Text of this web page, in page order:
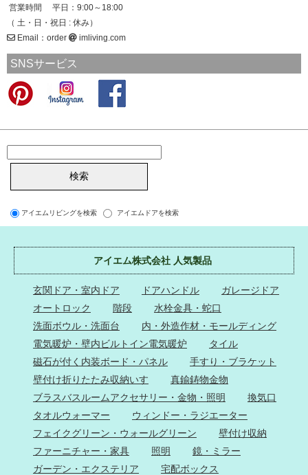
営業時間 平日：9:00～18:00
（ 土・日・祝日 : 休み）
Email：order
imliving.com
SNSサービス
アイエムリビングを検索 アイエムドアを検索
アイエム株式会社 人気製品
玄関ドア・室内ドア ドアハンドル
ガレージドア
オートロック
階段
水栓金具・蛇口
洗面ボウル・洗面台
内・外造作材・モールディング
電気暖炉・壁内ビルトイン電気暖炉
タイル
磁石が付く内装ボード・パネル
手すり・ブラケット
壁付け折りたたみ収納いす
真鍮鋳物金物
ブラスバスルームアクセサリー・金物・照明
換気口
タオルウォーマー
ウィンドー・ラジエーター
フェイクグリーン・ウォールグリーン
壁付け収納
ファーニチャー・家具
照明
鏡・ミラー
ガーデン・エクステリア
宅配ボックス